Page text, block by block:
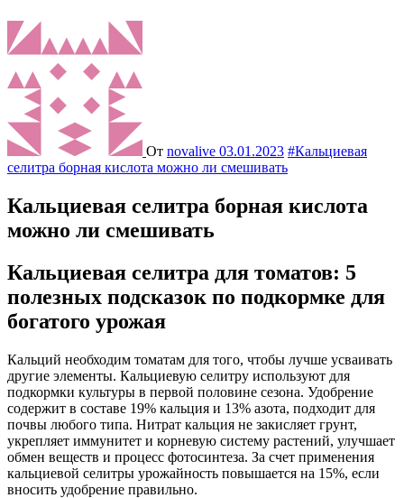
От novalive 03.01.2023 #Кальциевая
селитра борная кислота можно ли смешивать
Кальциевая селитра борная кислота
можно ли смешивать
Кальциевая селитра для томатов: 5
полезных подсказок по подкормке для
богатого урожая
Кальций необходим томатам для того, чтобы лучше усваивать
другие элементы. Кальциевую селитру используют для
подкормки культуры в первой половине сезона. Удобрение
содержит в составе 19% кальция и 13% азота, подходит для
почвы любого типа. Нитрат кальция не закисляет грунт,
укрепляет иммунитет и корневую систему растений, улучшает
обмен веществ и процесс фотосинтеза. За счет применения
кальциевой селитры урожайность повышается на 15%, если
вносить удобрение правильно.